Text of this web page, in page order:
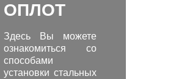
ОПЛОТ
Здесь Вы можете
ознакомиться со
способами
установки стальных